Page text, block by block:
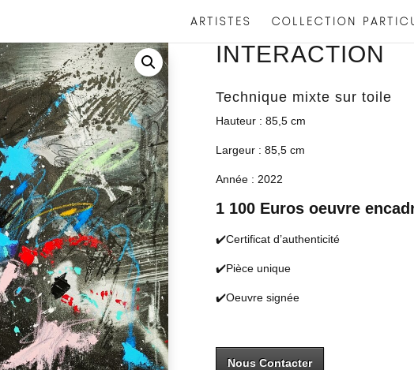
ARTISTES COLLECTION
INTERACTION
Technique mixte sur toile
Hauteur : 85,5 cm
Largeur : 85,5 cm
Année : 2022
1 100 Euros oeuvre
✔️Certificat d’authenticité
✔️Pièce unique
✔️Oeuvre signée
Nous Contacter